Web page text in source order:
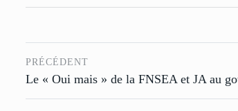
PRÉCÉDENT
Le « Oui mais » de la FNSEA et JA au